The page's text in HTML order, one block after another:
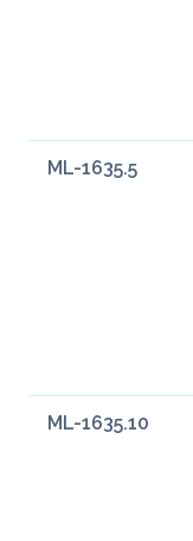
ML-1635.5
ML-1635.10